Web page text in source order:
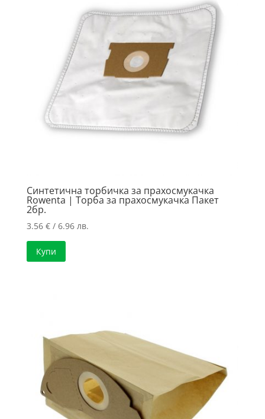
Синтетична торбичка за прахосмукачка
Rowenta | Торба за прахосмукачка Пакет
2бр.
3.56 €/ 6.96 лв.
Купи